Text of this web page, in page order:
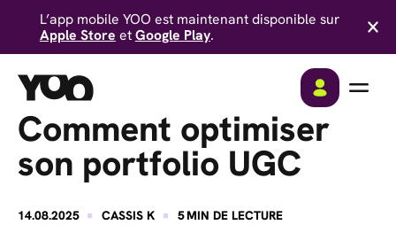
L’app mobile YOO est maintenant disponible sur
Apple Store etGoogle Play.
Comment optimiser
son portfolio UGC
14.08.2025 · CASSIS K · 5MIN DE LECTURE